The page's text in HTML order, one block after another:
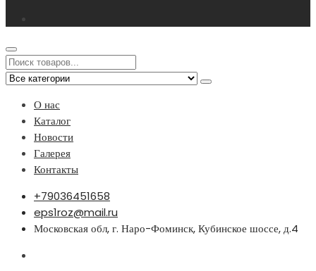
О нас
Каталог
Новости
Галерея
Контакты
+79036451658
eps1roz@mail.ru
Московская обл, г. Наро-Фоминск, Кубинское шоссе, д.4